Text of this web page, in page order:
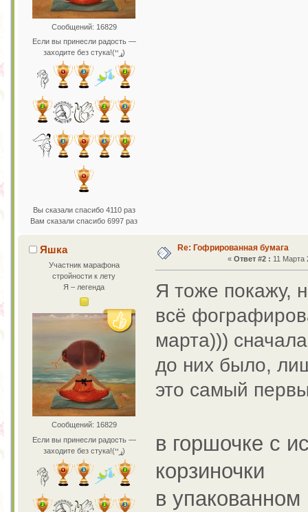
Сообщений: 16829
Если вы принесли радость —
заходите без стука!(ړײ)
Вы сказали спасибо 4110 раз
Вам сказали спасибо 6997 раз
Яшка
Участник марафона
стройности к лету
Я – легенда
Сообщений: 16829
Если вы принесли радость —
заходите без стука!(ړײ)
Re: Гофрированная бумага
«Ответ #2 : 11 Марта
Я тоже покажу,
всё
марта)))
до них было,
это самый
в горшочке с
корзиночки
в упакованном